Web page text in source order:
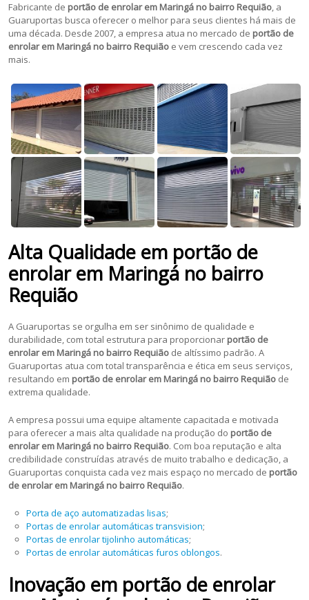
Fabricante de portão de enrolar em Maringá no bairro Requião, a
Guaruportas busca oferecer o melhor para seus clientes há mais de
uma década. Desde 2007, a empresa atua no mercado de portão de
enrolar em Maringá no bairro Requião e vem crescendo cada vez
mais.
Alta Qualidade em portão de
enrolar em Maringá no bairro
Requião
A Guaruportas se orgulha em ser sinônimo de qualidade e
durabilidade, com total estrutura para proporcionar portão de
enrolar em Maringá no bairro Requião de altíssimo padrão. A
Guaruportas atua com total transparência e ética em seus serviços,
resultando em portão de enrolar em Maringá no bairro Requião de
extrema qualidade.
A empresa possui uma equipe altamente capacitada e motivada
para oferecer a mais alta qualidade na produção do portão de
enrolar em Maringá no bairro Requião. Com boa reputação e alta
credibilidade construídas através de muito trabalho e dedicação, a
Guaruportas conquista cada vez mais espaço no mercado de portão
de enrolar em Maringá no bairro Requião.
Porta de aço automatizadas lisas;
Portas de enrolar automáticas transvision;
Portas de enrolar tijolinho automáticas;
Portas de enrolar automáticas furos oblongos.
Inovação em portão de enrolar